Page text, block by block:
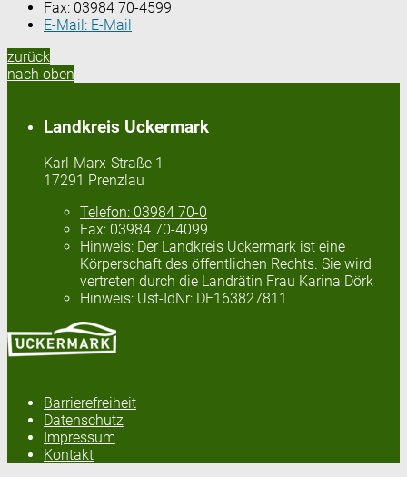
Fax: 03984 70-4599
E-Mail: E-Mail
zurück
nach oben
Landkreis Uckermark
Karl-Marx-Straße 1
17291 Prenzlau
Telefon: 03984 70-0
Fax: 03984 70-4099
Hinweis: Der Landkreis Uckermark ist eine
Körperschaft des öffentlichen Rechts. Sie wird
vertreten durch die Landrätin Frau Karina Dörk
Hinweis: Ust-IdNr: DE163827811
Barrierefreiheit
Datenschutz
Impressum
Kontakt